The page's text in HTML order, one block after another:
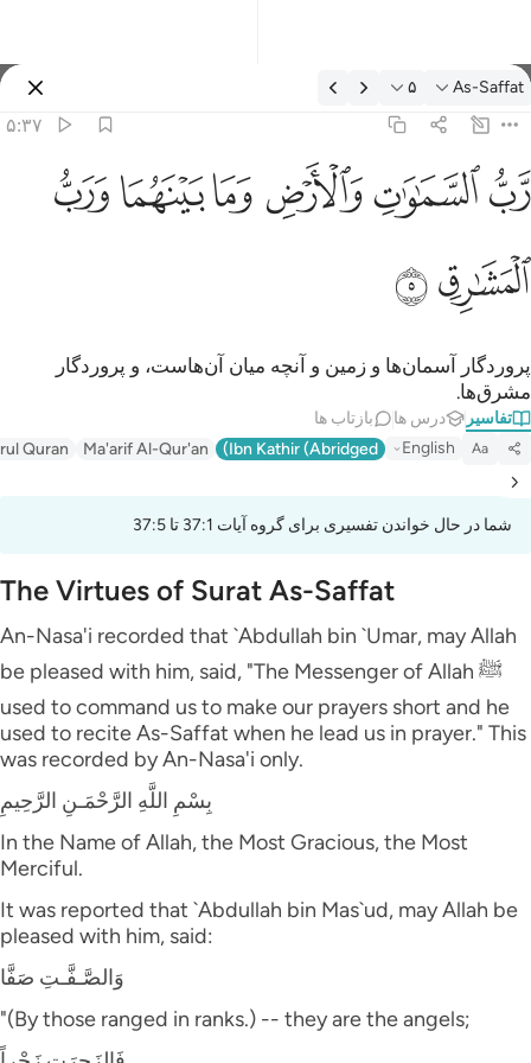
تفسیر: As-Saffat ۵:۳۷
As-Saffat ۵
۵:۳۷
رب السماوات والارض وما بينهما ورب المشارق ٥
رَّبُّ ٱلسَّمَـٰوَٰتِ وَٱلْأَرْضِ وَمَا بَيْنَهُمَا وَرَبُّ ٱلْمَشَـٰرِقِ ٥
ﱎﱏﱐ ﱑﱒﱓ
ﱔﱕ
پروردگار آسمان‌ها و زمین و آنچه میان آن‌هاست، و پروردگار
مشرق‌ها.
تفاسیر درس ها بازتاب ها
Aa
English
Ibn Kathir (Abridged)
Ma'arif Al-Qur'an
Quran
شما در حال خواندن تفسیری برای گروه آیات 37:1 تا 37:5
The Virtues of Surat As-Saffat
An-Nasa'i recorded that `Abdullah bin `Umar, may Allah
be pleased with him, said, "The Messenger of Allah ﷺ
used to command us to make our prayers short and he
used to recite As-Saffat when he lead us in prayer." This
was recorded by An-Nasa'i only.
بِسْمِ اللَّهِ الرَّحْمَـنِ الرَّحِيمِ
In the Name of Allah, the Most Gracious, the Most
Merciful.
It was reported that `Abdullah bin Mas`ud, may Allah be
pleased with him, said:
وَالصَّـفَّـتِ صَفَّا
"(By those ranged in ranks.) -- they are the angels;